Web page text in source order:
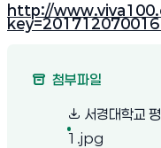
http://
(새 창 열림)
첨부파일
서경대학교
1.jpg